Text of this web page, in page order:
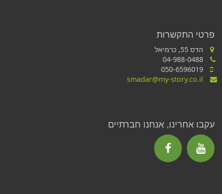
פרטי התקשרות
הדס 55, כרמיאל
smadar@my-story.co.il
עקבו אחרינו, אנחנו חברתיים